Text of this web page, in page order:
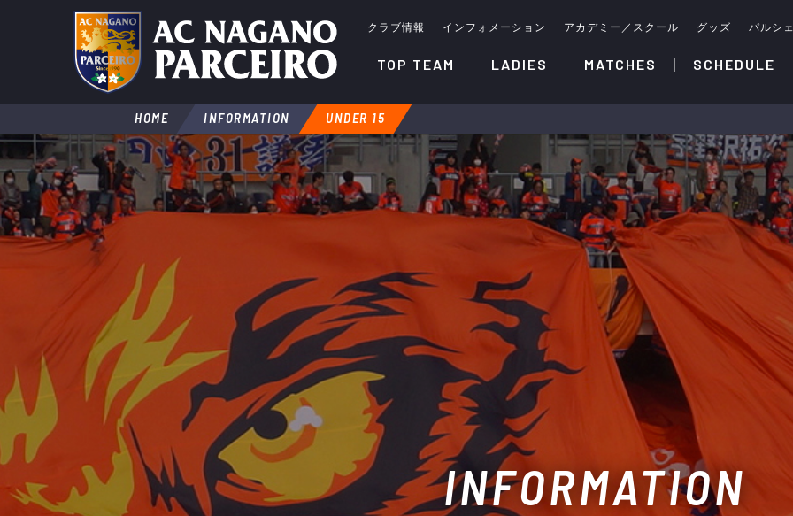
クラブ情報 インフォメーション アカデミー／スクール グッズ パルシェ
TOP TEAM LADIES MATCHES SCHEDULE
HOME INFORMATION UNDER 15
INFORMATION